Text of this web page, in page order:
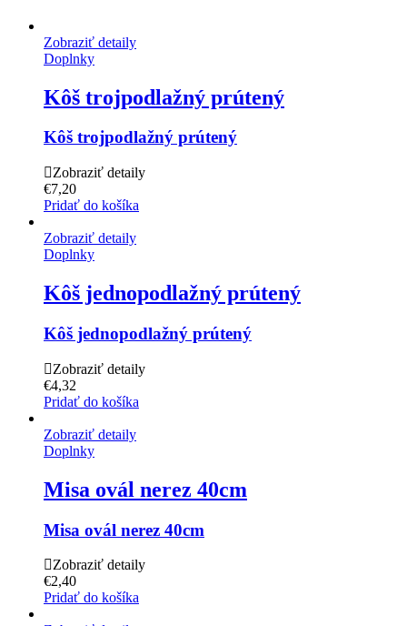
Zobraziť detaily
Doplnky
Kôš trojpodlažný prútený
Kôš trojpodlažný prútený
Zobraziť detaily
€7,20
Pridať do košíka
Zobraziť detaily
Doplnky
Kôš jednopodlažný prútený
Kôš jednopodlažný prútený
Zobraziť detaily
€4,32
Pridať do košíka
Zobraziť detaily
Doplnky
Misa ovál nerez 40cm
Misa ovál nerez 40cm
Zobraziť detaily
€2,40
Pridať do košíka